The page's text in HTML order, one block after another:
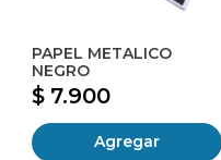
PAPEL METALICO
NEGRO
$ 7.900
Agregar